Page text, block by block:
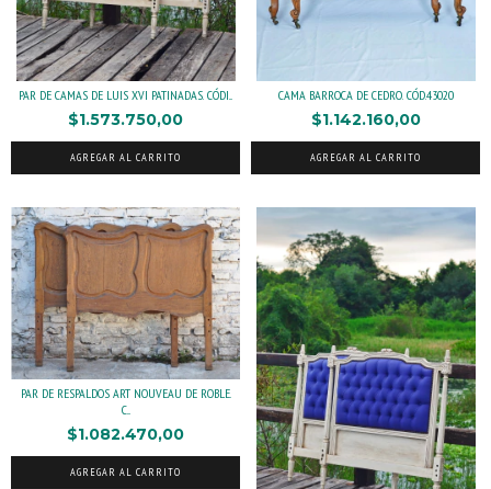
PAR DE CAMAS DE LUIS XVI PATINADAS. CÓDI...
$1.573.750,00
AGREGAR AL CARRITO
CAMA BARROCA DE CEDRO. CÓD.43020
$1.142.160,00
AGREGAR AL CARRITO
PAR DE RESPALDOS ART NOUVEAU DE ROBLE.
C...
$1.082.470,00
AGREGAR AL CARRITO